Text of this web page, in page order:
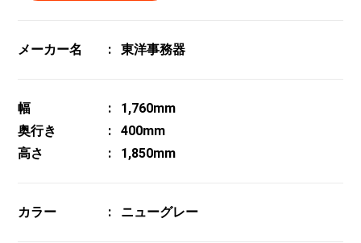
メーカー名 東洋事務器
幅
1,760mm
奥行き
400mm
高さ
1,850mm
カラー ニューグレー